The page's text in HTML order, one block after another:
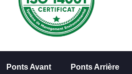
Ponts Avant Ponts Arrière